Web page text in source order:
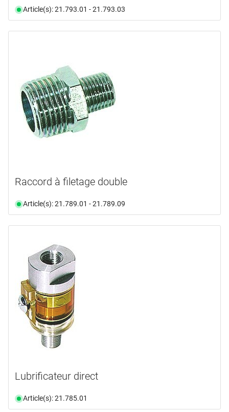
Article(s): 21.793.01 - 21.793.03
Raccord à filetage double
Article(s): 21.789.01 - 21.789.09
Lubrificateur direct
Article(s): 21.785.01